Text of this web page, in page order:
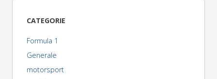
CATEGORIE
Formula 1
Generale
motorsport